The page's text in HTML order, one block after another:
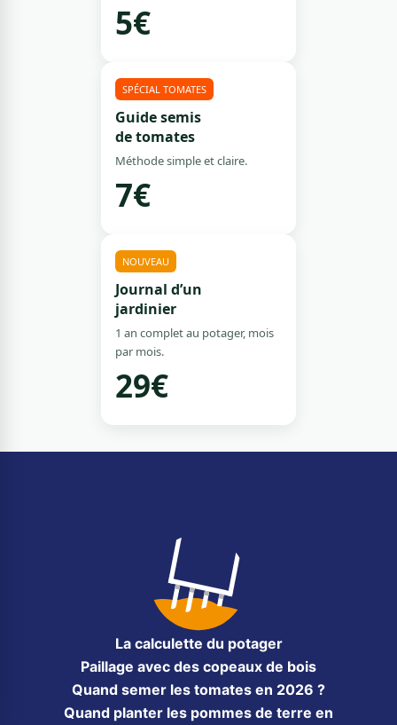
5€
SPÉCIAL TOMATES
Guide semis
de tomates
Méthode simple et claire.
7€
NOUVEAU
Journal d’un
jardinier
1 an complet au potager, mois
par mois.
29€
La calculette du potager
Paillage avec des copeaux de bois
Quand semer les tomates en 2026 ?
Quand planter les pommes de terre en